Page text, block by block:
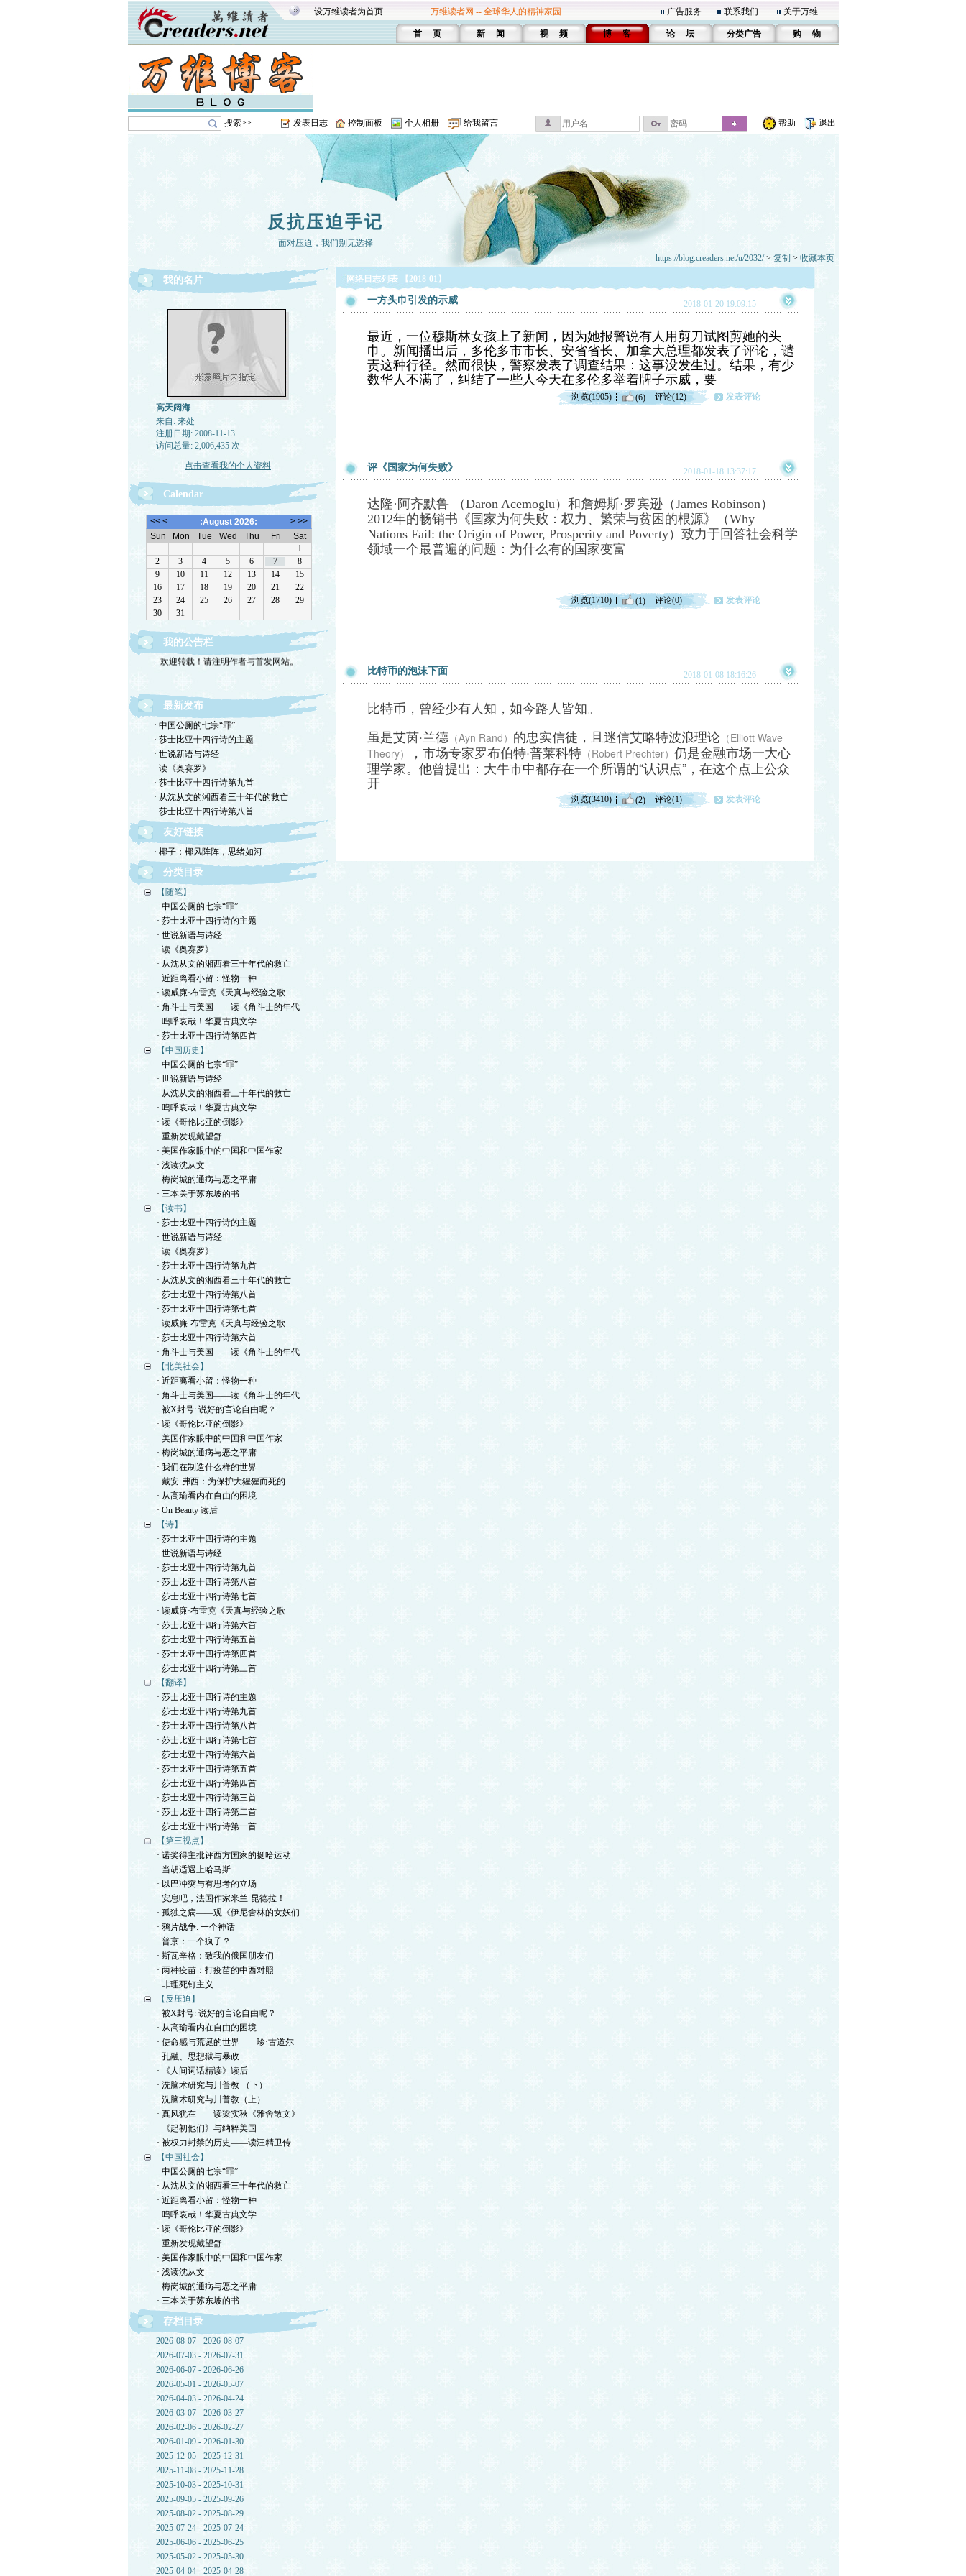
设万维读者为首页 万维读者网 -- 全球华人的精神家园 广告服务 联系我们 关于万维
首 页 新 闻 视 频 博 客 论 坛 分类广告 购 物
搜索>> 发表日志 控制面板 个人相册 给我留言 帮助 退出
反抗压迫手记
面对压迫，我们别无选择
https://blog.creaders.net/u/2032/> 复制 > 收藏本页
我的名片
高天阔海
来自: 来处
注册日期: 2008-11-13
访问总量: 2,006,435 次
点击查看我的个人资料
Calendar
我的公告栏
欢迎转载！请注明作者与首发网站。
最新发布
· 中国公厕的七宗“罪”
· 莎士比亚十四行诗的主题
· 世说新语与诗经
· 读《奥赛罗》
· 莎士比亚十四行诗第九首
· 从沈从文的湘西看三十年代的救亡
· 莎士比亚十四行诗第八首
友好链接
· 椰子：椰风阵阵，思绪如河
分类目录
【随笔】
· 中国公厕的七宗“罪”
· 莎士比亚十四行诗的主题
· 世说新语与诗经
· 读《奥赛罗》
· 从沈从文的湘西看三十年代的救亡
· 近距离看小留：怪物一种
· 读威廉·布雷克《天真与经验之歌
· 角斗士与美国——读《角斗士的年代
· 呜呼哀哉！华夏古典文学
· 莎士比亚十四行诗第四首
【中国历史】
· 中国公厕的七宗“罪”
· 世说新语与诗经
· 从沈从文的湘西看三十年代的救亡
· 呜呼哀哉！华夏古典文学
· 读《哥伦比亚的倒影》
· 重新发现戴望舒
· 美国作家眼中的中国和中国作家
· 浅读沈从文
· 梅岗城的通病与恶之平庸
· 三本关于苏东坡的书
【读书】
· 莎士比亚十四行诗的主题
· 世说新语与诗经
· 读《奥赛罗》
· 莎士比亚十四行诗第九首
· 从沈从文的湘西看三十年代的救亡
· 莎士比亚十四行诗第八首
· 莎士比亚十四行诗第七首
· 读威廉·布雷克《天真与经验之歌
· 莎士比亚十四行诗第六首
· 角斗士与美国——读《角斗士的年代
【北美社会】
· 近距离看小留：怪物一种
· 角斗士与美国——读《角斗士的年代
· 被X封号: 说好的言论自由呢？
· 读《哥伦比亚的倒影》
· 美国作家眼中的中国和中国作家
· 梅岗城的通病与恶之平庸
· 我们在制造什么样的世界
· 戴安·弗西：为保护大猩猩而死的
· 从高瑜看内在自由的困境
· On Beauty 读后
【诗】
· 莎士比亚十四行诗的主题
· 世说新语与诗经
· 莎士比亚十四行诗第九首
· 莎士比亚十四行诗第八首
· 莎士比亚十四行诗第七首
· 读威廉·布雷克《天真与经验之歌
· 莎士比亚十四行诗第六首
· 莎士比亚十四行诗第五首
· 莎士比亚十四行诗第四首
· 莎士比亚十四行诗第三首
【翻译】
· 莎士比亚十四行诗的主题
· 莎士比亚十四行诗第九首
· 莎士比亚十四行诗第八首
· 莎士比亚十四行诗第七首
· 莎士比亚十四行诗第六首
· 莎士比亚十四行诗第五首
· 莎士比亚十四行诗第四首
· 莎士比亚十四行诗第三首
· 莎士比亚十四行诗第二首
· 莎士比亚十四行诗第一首
【第三视点】
· 诺奖得主批评西方国家的挺哈运动
· 当胡适遇上哈马斯
· 以巴冲突与有思考的立场
· 安息吧，法国作家米兰·昆德拉！
· 孤独之病——观《伊尼舍林的女妖们
· 鸦片战争: 一个神话
· 普京：一个疯子？
· 斯瓦辛格：致我的俄国朋友们
· 两种疫苗：打疫苗的中西对照
· 非理死钉主义
【反压迫】
· 被X封号: 说好的言论自由呢？
· 从高瑜看内在自由的困境
· 使命感与荒诞的世界——珍·古道尔
· 孔融、思想狱与暴政
· 《人间词话精读》读后
· 洗脑术研究与川普教 （下）
· 洗脑术研究与川普教（上）
· 真风犹在——读梁实秋《雅舍散文》
· 《起初他们》与纳粹美国
· 被权力封禁的历史——读汪精卫传
【中国社会】
· 中国公厕的七宗“罪”
· 从沈从文的湘西看三十年代的救亡
· 近距离看小留：怪物一种
· 呜呼哀哉！华夏古典文学
· 读《哥伦比亚的倒影》
· 重新发现戴望舒
· 美国作家眼中的中国和中国作家
· 浅读沈从文
· 梅岗城的通病与恶之平庸
· 三本关于苏东坡的书
存档目录
2026-08-07 - 2026-08-07
2026-07-03 - 2026-07-31
2026-06-07 - 2026-06-26
2026-05-01 - 2026-05-07
2026-04-03 - 2026-04-24
2026-03-07 - 2026-03-27
2026-02-06 - 2026-02-27
2026-01-09 - 2026-01-30
2025-12-05 - 2025-12-31
2025-11-08 - 2025-11-28
2025-10-03 - 2025-10-31
2025-09-05 - 2025-09-26
2025-08-02 - 2025-08-29
2025-07-24 - 2025-07-24
2025-06-06 - 2025-06-25
2025-05-02 - 2025-05-30
2025-04-04 - 2025-04-28
网络日志列表 【2018-01】
一方头巾引发的示威 2018-01-20 19:09:15
最近，一位穆斯林女孩上了新闻，因为她报警说有人用剪刀试图剪她的头
巾。新闻播出后，多伦多市市长、安省省长、加拿大总理都发表了评论，谴
责这种行径。然而很快，警察发表了调查结果：这事没发生过。结果，有少
数华人不满了，纠结了一些人今天在多伦多举着牌子示威，要
浏览(1905) (6) 评论(12) 发表评论
评《国家为何失败》 2018-01-18 13:37:17
达隆·阿齐默鲁 （Daron Acemoglu）和詹姆斯·罗宾逊（James Robinson）
2012年的畅销书《国家为何失败：权力、繁荣与贫困的根源》（Why
Nations Fail: the Origin of Power, Prosperity and Poverty）致力于回答社会科学
领域一个最普遍的问题：为什么有的国家变富
浏览(1710) (1) 评论(0) 发表评论
比特币的泡沫下面 2018-01-08 18:16:26
比特币，曾经少有人知，如今路人皆知。
虽是艾茵·兰德（Ayn Rand） 的忠实信徒，且迷信艾略特波浪理论 （Elliott Wave
Theory）
，市场专家罗布伯特·普莱科特（Robert Prechter） 仍是金融市场一大心
理学家。他曾提出：大牛市中都存在一个所谓的“认识点”，在这个点上公众
开
浏览(3410) (2) 评论(1) 发表评论